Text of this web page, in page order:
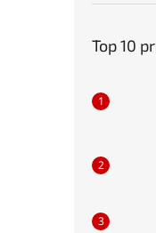
Top 10